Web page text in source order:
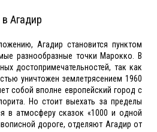
Агадир
Агадир становится пунктом
разнообразные точки Марокко. В
достопримечательностей, так как
уничтожен землетрясением 1960
собой вполне европейский город с
Но стоит выехать за пределы
в атмосферу сказок «1000 и одной
дороге, отделяют Агадир от